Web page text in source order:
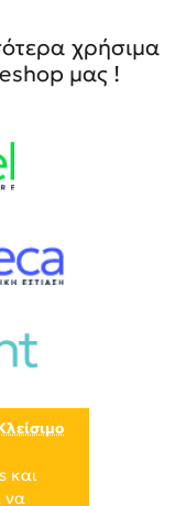
και
να
χρήσιμα
μας !